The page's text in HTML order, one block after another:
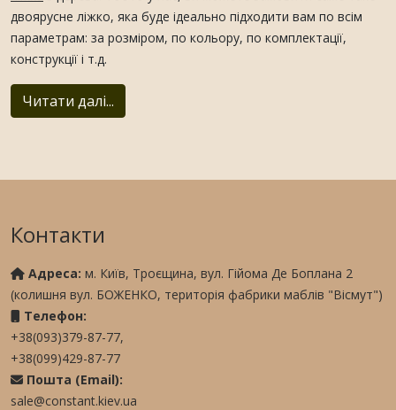
двоярусне ліжко, яка буде ідеально підходити вам по всім
параметрам: за розміром, по кольору, по комплектації,
конструкції і т.д.
Читати далі...
Контакти
Адреса: м. Київ, Троєщина, вул. Гійома Де Боплана 2
(колишня вул. БОЖЕНКО, територія фабрики маблів "Вісмут")
Телефон:
+38(093)379-87-77,
+38(099)429-87-77
Пошта (Email):
sale@constant.kiev.ua